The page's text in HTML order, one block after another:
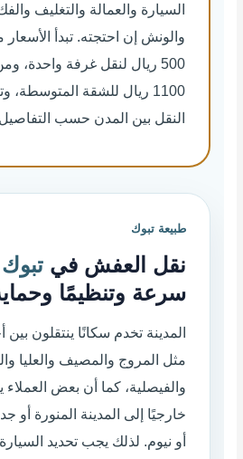
السيارة والعمالة والتغليف
1100 ريال للشقة المتوسطة،
النقل بين المدن حسب
طبيعة تبوك
نقل العفش فيتبوك
سرعة وتنظيمًا
المدينة تخدم سكانًا ينتقلون بين
مثل المروج والمصيف والعليا
والفيصلية، كما أن بعض العملاء
خارجيًا إلى المدينة المنورة أو
أو نيوم. لذلك يجب تحديد